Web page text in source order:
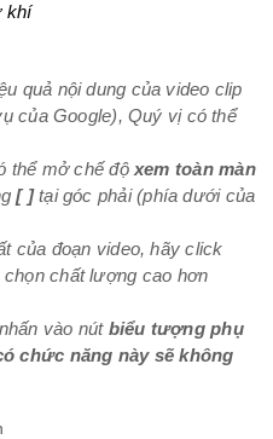
khí
quả nội dung của video clip
của Google), Quý vị có thể
thể mở chế độ xem toàn màn
[ ] tại góc phải (phía dưới của
của đoạn video, hãy click
chọn chất lượng cao hơn
vào nút biểu tượng phụ
chức năng này sẽ không